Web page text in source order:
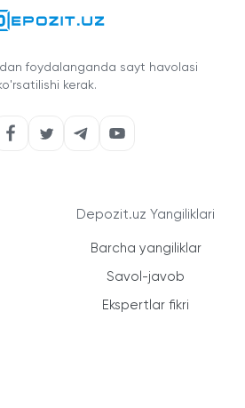
foydalanganda sayt havolasi
kerak.
Depozit.uz Yangiliklari
Barcha yangiliklar
Savol-javob
Ekspertlar fikri